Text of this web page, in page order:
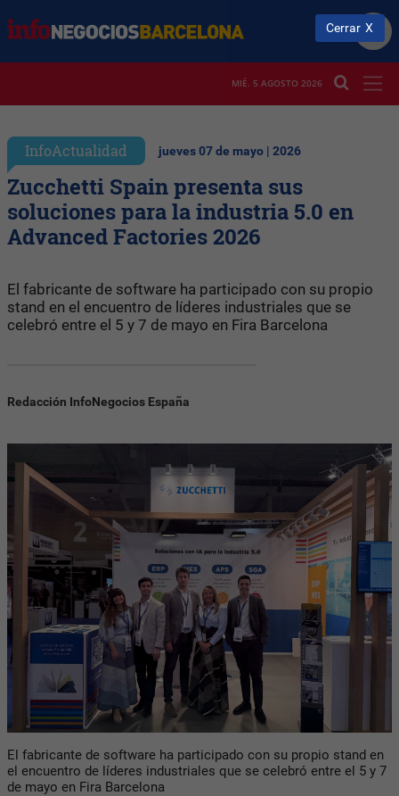
MIÉ. 5 AGOSTO 2026
InfoActualidad jueves 07 de mayo | 2026
Zucchetti Spain presenta sus
soluciones para la industria 5.0 en
Advanced Factories 2026
El fabricante de software ha participado con su propio
stand en el encuentro de líderes industriales que se
celebró entre el 5 y 7 de mayo en Fira Barcelona
Redacción InfoNegocios España
El fabricante de software ha participado con su propio stand en
el encuentro de líderes industriales que se celebró entre el 5 y 7
de mayo en Fira Barcelona
Cerrar